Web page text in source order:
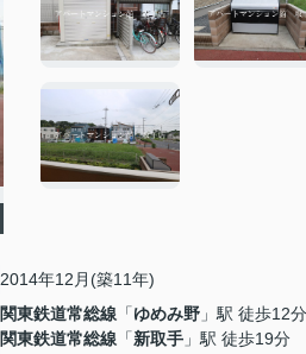
2014年12月(築11年)
関東鉄道常総線 「ゆめみ野 」駅 徒歩12分
関東鉄道常総線 「新取手 」駅 徒歩19分